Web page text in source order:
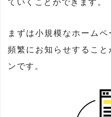
ていくことができます。
まずは小規模なホームペ
頻繁にお知らせすること
ンです。